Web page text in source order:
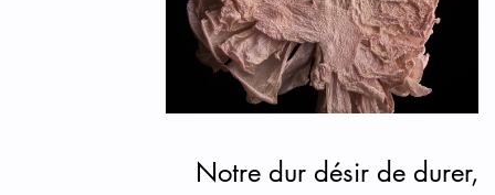
Notre dur désir de durer,